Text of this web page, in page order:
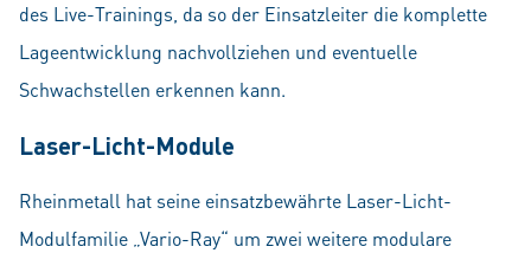
des Live-Trainings, da so der Einsatzleiter die komplette
Lageentwicklung nachvollziehen und eventuelle
Schwachstellen erkennen kann.
Laser-Licht-Module
Rheinmetall hat seine einsatzbewährte Laser-Licht-
Modulfamilie „Vario-Ray“ um zwei weitere modulare